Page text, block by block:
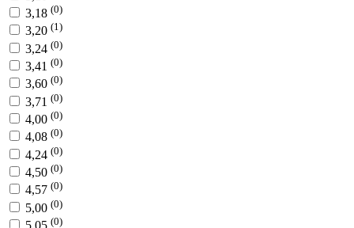
3,18 (0)
3,20 (1)
3,24 (0)
3,41 (0)
3,60 (0)
3,71 (0)
4,00 (0)
4,08 (0)
4,24 (0)
4,50 (0)
4,57 (0)
5,00 (0)
5,05 (0)